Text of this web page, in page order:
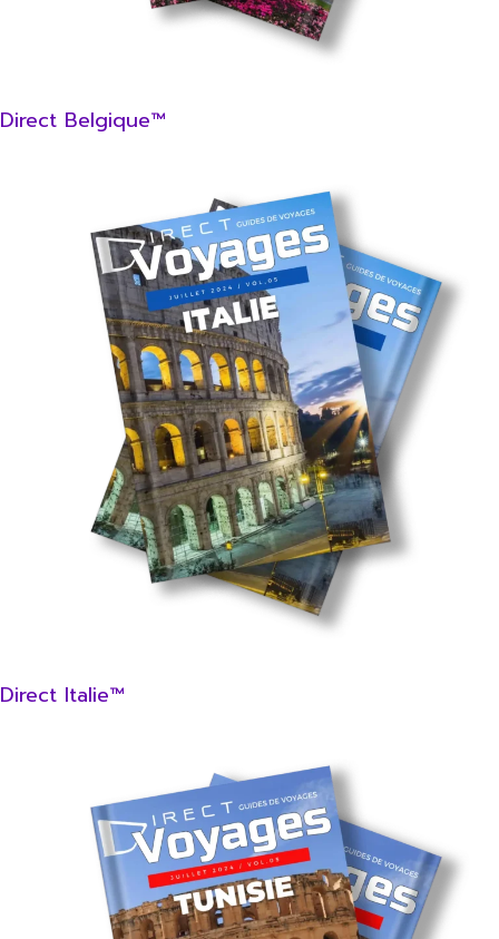
Direct Belgique™
Direct Italie™